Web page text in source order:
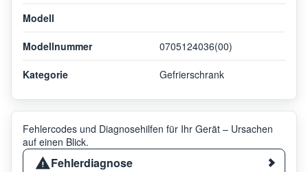
Modell
Modellnummer 0705124036(00)
Kategorie Gefrierschrank
Fehlercodes und Diagnosehilfen für Ihr Gerät – Ursachen
auf einen Blick.
Fehlerdiagnose